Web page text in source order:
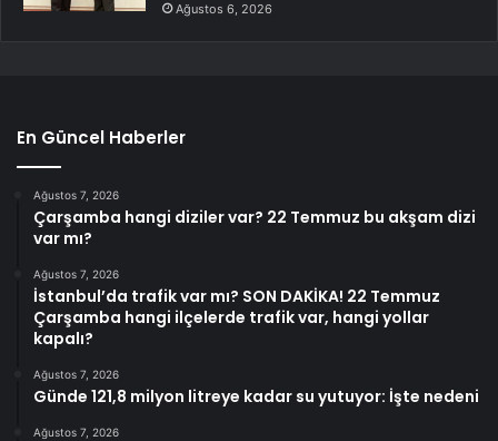
Ağustos 6, 2026
En Güncel Haberler
Ağustos 7, 2026
Çarşamba hangi diziler var? 22 Temmuz bu akşam dizi
var mı?
Ağustos 7, 2026
İstanbul’da trafik var mı? SON DAKİKA! 22 Temmuz
Çarşamba hangi ilçelerde trafik var, hangi yollar
kapalı?
Ağustos 7, 2026
Günde 121,8 milyon litreye kadar su yutuyor: İşte nedeni
Ağustos 7, 2026